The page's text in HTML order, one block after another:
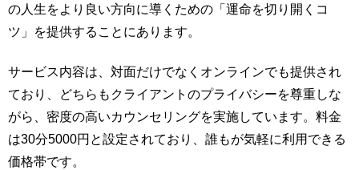
の人生をより良い方向に導くための「運命を切り開くコ
ツ」を提供することにあります。
サービス内容は、対面だけでなくオンラインでも提供され
ており、どちらもクライアントのプライバシーを尊重しな
がら、密度の高いカウンセリングを実施しています。料金
は30分5000円と設定されており、誰もが気軽に利用できる
価格帯です。